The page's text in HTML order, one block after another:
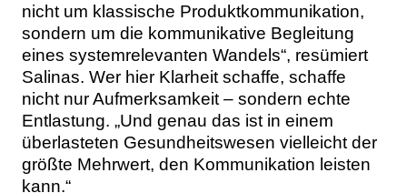
nicht um klassische Produktkommunikation,
sondern um die kommunikative Begleitung
eines systemrelevanten Wandels“, resümiert
Salinas. Wer hier Klarheit schaffe, schaffe
nicht nur Aufmerksamkeit – sondern echte
Entlastung. „Und genau das ist in einem
überlasteten Gesundheitswesen vielleicht der
größte Mehrwert, den Kommunikation leisten
kann.“